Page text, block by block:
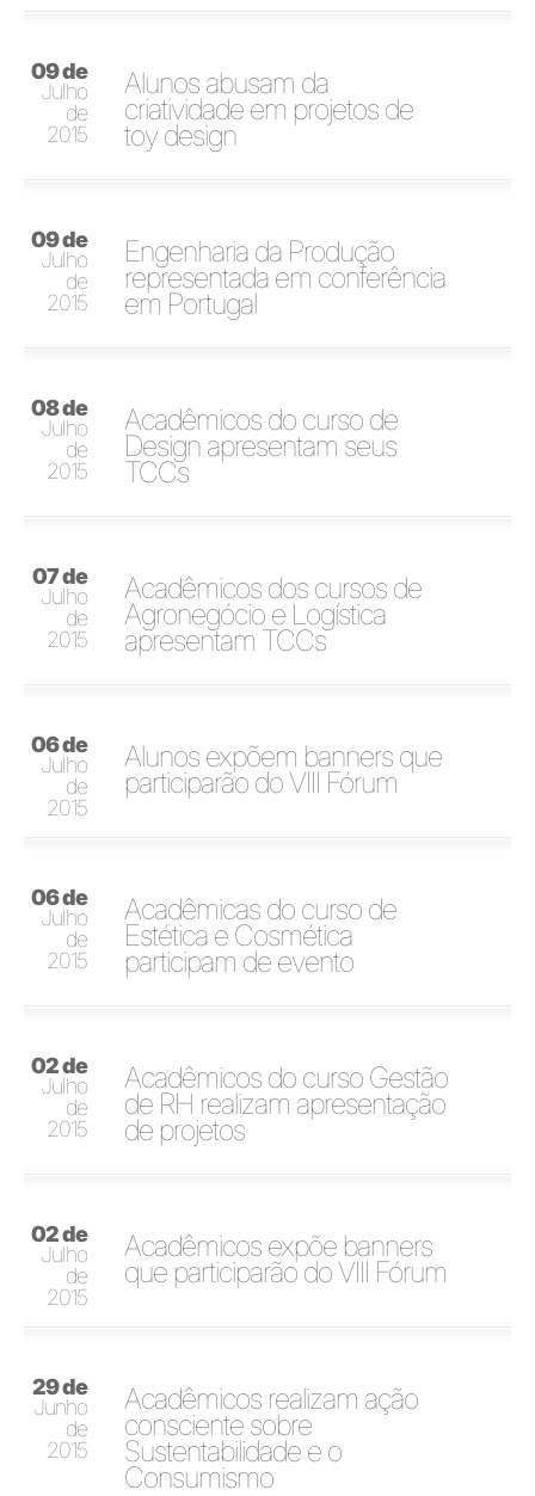
09 de
Julho
de
2015
Alunos abusam da
criatividade em projetos de
toy design
09 de
Julho
de
2015
Engenharia da Produção
representada em conferência
em Portugal
08 de
Julho
de
2015
Acadêmicos do curso de
Design apresentam seus
TCCs
07 de
Julho
de
2015
Acadêmicos dos cursos de
Agronegócio e Logística
apresentam TCCs
06 de
Julho
de
2015
Alunos expõem banners que
participarão do VIII Fórum
06 de
Julho
de
2015
Acadêmicas do curso de
Estética e Cosmética
participam de evento
02 de
Julho
de
2015
Acadêmicos do curso Gestão
de RH realizam apresentação
de projetos
02 de
Julho
de
2015
Acadêmicos expõe banners
que participarão do VIII Fórum
29 de
Junho
de
2015
Acadêmicos realizam ação
consciente sobre
Sustentabilidade e o
Consumismo